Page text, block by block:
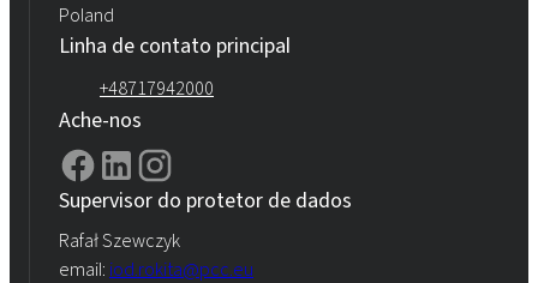
Poland
Linha de contato principal
+48717942000
Ache-nos
Supervisor do protetor de dados
Rafał Szewczyk
email: iod.rokita@pcc.eu